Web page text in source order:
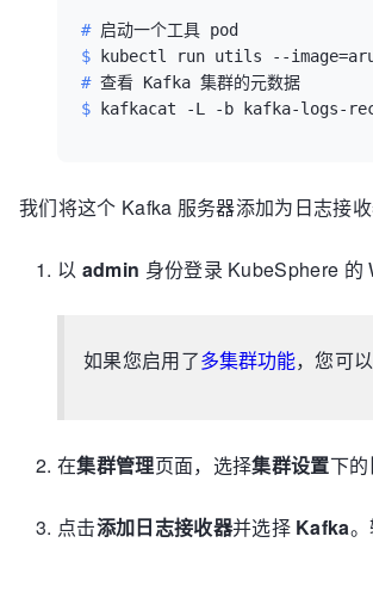
    replicas: 1
    storage:
      type: ephemeral
    topicOperator: {}
apiVersion: kafka.strimzi.io/
  name: logs
    strimzi.io/cluster: kafka-logs-receiver
  config:
    segment.bytes: 1073741824
# 启动一个工具 pod
$
kubectl run utils --
# 查看 Kafka 集群的元数据
$
kafkacat -L -b kafka-logs-
我们将这个 Kafka 服务器添加为日志接收
以 admin 身份登录 KubeSphere 的
如果您启用了多集群功能，您可
在集群管理页面，选择集群设置下的
点击添加日志接收器并选择 Kafka